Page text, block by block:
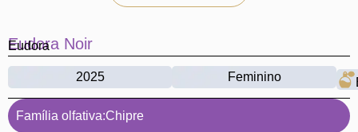
Eudora Noir
Eudora
2025 Feminino
Família olfativa:Chipre